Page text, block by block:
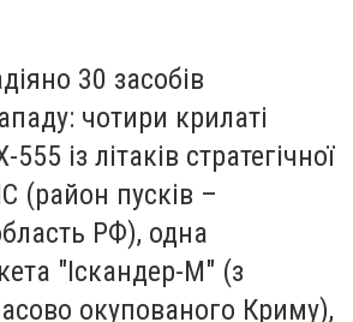
30 засобів
чотири крилаті
із літаків стратегічної
(район пусків –
РФ), одна
"Іскандер-М" (з
окупованого Криму),